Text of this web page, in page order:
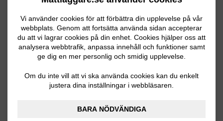
Vi använder cookies för att förbättra din upplevelse på vår
webbplats. Genom att fortsätta använda sidan accepterar
du att vi lagrar cookies på din enhet. Cookies hjälper oss att
analysera webbtrafik, anpassa innehåll och funktioner samt
ge dig en mer personlig och smidig upplevelse.
Om du inte vill att vi ska använda cookies kan du enkelt
justera dina inställningar i webbläsaren.
BARA NÖDVÄNDIGA
Mattläggning
Har en byggnad där ena rummets golv
som är 4. 30 X 2. 30. Jag vill limma en
våtrumsmatta som Även skall gå upp 1m
på väggarna. Det skall bli ett kattrum.
03.13.2026 17:43